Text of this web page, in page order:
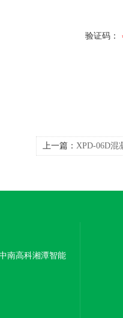
验证码：
上一篇： XPD-06D混
南高科湘潭智能